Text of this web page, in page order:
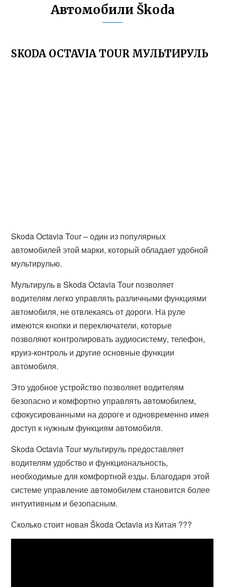
Автомобили Škoda
SKODA OCTAVIA TOUR МУЛЬТИРУЛЬ
Skoda Octavia Tour – один из популярных
автомобилей этой марки, который обладает удобной
мультирулью.
Мультируль в Skoda Octavia Tour позволяет
водителям легко управлять различными функциями
автомобиля, не отвлекаясь от дороги. На руле
имеются кнопки и переключатели, которые
позволяют контролировать аудиосистему, телефон,
круиз-контроль и другие основные функции
автомобиля.
Это удобное устройство позволяет водителям
безопасно и комфортно управлять автомобилем,
сфокусированными на дороге и одновременно имея
доступ к нужным функциям автомобиля.
Skoda Octavia Tour мультируль предоставляет
водителям удобство и функциональность,
необходимые для комфортной езды. Благодаря этой
системе управление автомобилем становится более
интуитивным и безопасным.
Сколько стоит новая Škoda Octavia из Китая ???